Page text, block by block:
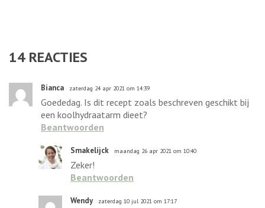
14 REACTIES
Bianca zaterdag 24 apr 2021 om 14:39
Goededag. Is dit recept zoals beschreven geschikt bij
een koolhydraatarm dieet?
Beantwoorden
Smakelijck maandag 26 apr 2021 om 10:40
Zeker!
Beantwoorden
Wendy zaterdag 10 jul 2021 om 17:17